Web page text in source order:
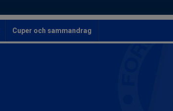
Cuper och sammandrag